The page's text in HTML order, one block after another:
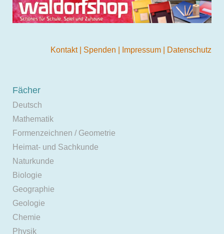
Kontakt Spenden Impressum Datenschutz
Fächer
Deutsch
Mathematik
Formenzeichnen / Geometrie
Heimat- und Sachkunde
Naturkunde
Biologie
Geographie
Geologie
Chemie
Physik